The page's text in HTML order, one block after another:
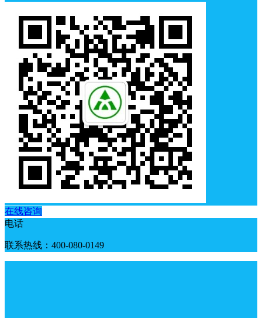
在线咨询
电话
联系热线：400-080-0149